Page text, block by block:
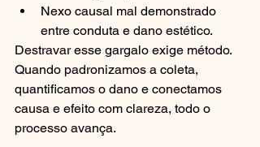
Nexo causal mal demonstrado
entre conduta e dano estético.
Destravar esse gargalo exige método.
Quando padronizamos a coleta,
quantificamos o dano e conectamos
causa e efeito com clareza, todo o
processo avança.